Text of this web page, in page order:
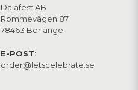
Dalafest AB
Rommevägen 87
78463 Borlänge
E-POST:
order@letscelebrate.se